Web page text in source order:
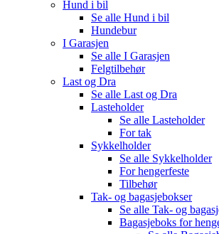
Hund i bil
Se alle Hund i bil
Hundebur
I Garasjen
Se alle I Garasjen
Felgtilbehør
Last og Dra
Se alle Last og Dra
Lasteholder
Se alle Lasteholder
For tak
Sykkelholder
Se alle Sykkelholder
For hengerfeste
Tilbehør
Tak- og bagasjebokser
Se alle Tak- og
Bagasjeboks for